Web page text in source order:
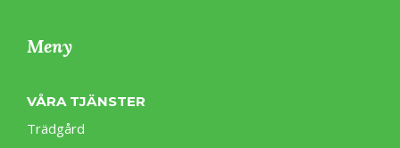
Meny
VÅRA TJÄNSTER
Trädgård